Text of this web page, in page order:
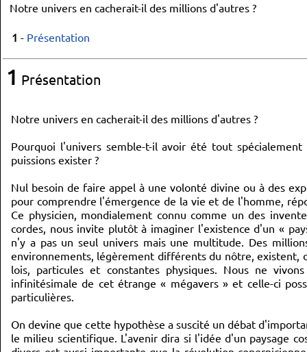
Notre univers en cacherait-il des millions d'autres ?
1 - Présentation
1 Présentation
Notre univers en cacherait-il des millions d'autres ?
Pourquoi l'univers semble-t-il avoir été tout spécialement
puissions exister ?
Nul besoin de faire appel à une volonté divine ou à des
pour comprendre l'émergence de la vie et de l'homme,
Ce physicien, mondialement connu comme un des
cordes, nous invite plutôt à imaginer l'existence d'un «
n'y a pas un seul univers mais une multitude. Des
environnements, légèrement différents du nôtre, existent,
lois, particules et constantes physiques. Nous ne
infinitésimale de cet étrange « mégavers » et celle-ci
particulières.
On devine que cette hypothèse a suscité un débat
le milieu scientifique. L'avenir dira si l'idée d'un paysage